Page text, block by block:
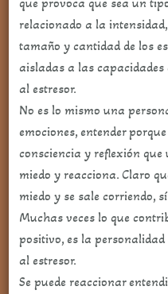
relacionado a la
tamaño y cantidad de los
aisladas a las capacidades
al estresor.
No es lo mismo una
emociones, entender
consciencia y reflexión
miedo y reacciona. Claro
miedo y se sale corriendo,
Muchas veces lo que
positivo, es la
al estresor.
Se puede reaccionar